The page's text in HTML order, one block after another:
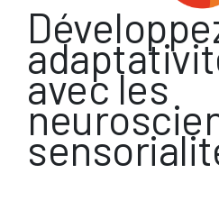
avec les